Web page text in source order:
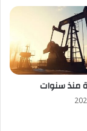
منذ سنوات